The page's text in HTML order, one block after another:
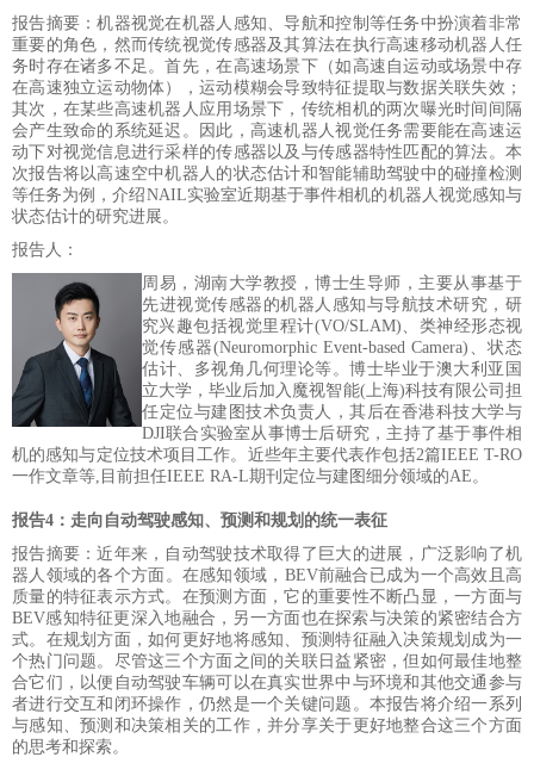
报告摘要：机器视觉在机器人感知、导航和控制等任务中扮演着非常
重要的角色，然而传统视觉传感器及其算法在执行高速移动机器人任
务时存在诸多不足。首先，在高速场景下（如高速自运动或场景中存
在高速独立运动物体），运动模糊会导致特征提取与数据关联失效；
其次，在某些高速机器人应用场景下，传统相机的两次曝光时间间隔
会产生致命的系统延迟。因此，高速机器人视觉任务需要能在高速运
动下对视觉信息进行采样的传感器以及与传感器特性匹配的算法。本
次报告将以高速空中机器人的状态估计和智能辅助驾驶中的碰撞检测
等任务为例，介绍NAIL实验室近期基于事件相机的机器人视觉感知与
状态估计的研究进展。
报告人：
周易，湖南大学教授，博士生导师，主要从事基于
先进视觉传感器的机器人感知与导航技术研究，研
究兴趣包括视觉里程计(VO/SLAM)、类神经形态视
觉传感器(Neuromorphic Event-based Camera)、状态
估计、多视角几何理论等。博士毕业于澳大利亚国
立大学，毕业后加入魔视智能(上海)科技有限公司担
任定位与建图技术负责人 ，其后在香港科技大学与
DJI联合实验室从事博士后研究 ， 主持了基于事件相
机的感知与定位技术项目工作。 近些年主要代表作包括2篇IEEE T-RO
一作文章等,目前担任IEEE RA-L期刊定位与建图细分领域的AE。
报告4：走向自动驾驶感知、预测和规划的统一表征
报告摘要：近年来，自动驾驶技术取得了巨大的进展，广泛影响了机
器人领域的各个方面。在感知领域， BEV前融合已成为一个高效且高
质量的特征表示方式。在预测方面，它的重要性不断凸显，一方面与
BEV感知特征更深入地融合，另一方面也在探索与决策的紧密结合方
式。在规划方面，如何更好地将感知、预测特征融入决策规划成为一
个热门问题。尽管这三个方面之间的关联日益紧密，但如何最佳地整
合它们，以便自动驾驶车辆可以在真实世界中与环境和其他交通参与
者进行交互和闭环操作，仍然是一个关键问题。本报告将介绍一系列
与感知、预测和决策相关的工作，并分享关于更好地整合这三个方面
的思考和探索。